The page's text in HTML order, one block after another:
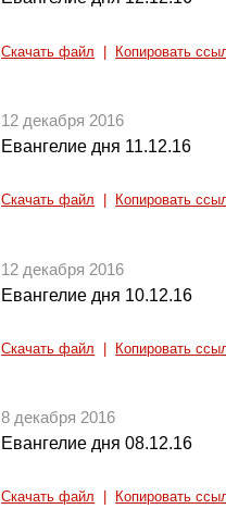
Скачать файл Копировать
12 декабря 2016
Евангелие дня 11.12.16
Скачать файл Копировать
12 декабря 2016
Евангелие дня 10.12.16
Скачать файл Копировать
8 декабря 2016
Евангелие дня 08.12.16
Скачать файл Копировать